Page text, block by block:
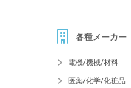
各種メーカー
電機/機械/材料
医薬/化学/化粧品